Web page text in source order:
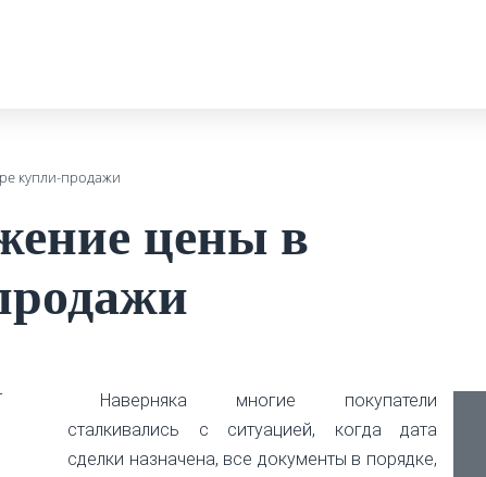
купли-продажи
цены в
Наверняка многие покупатели
сталкивались с ситуацией, когда дата
сделки назначена, все документы в порядке,